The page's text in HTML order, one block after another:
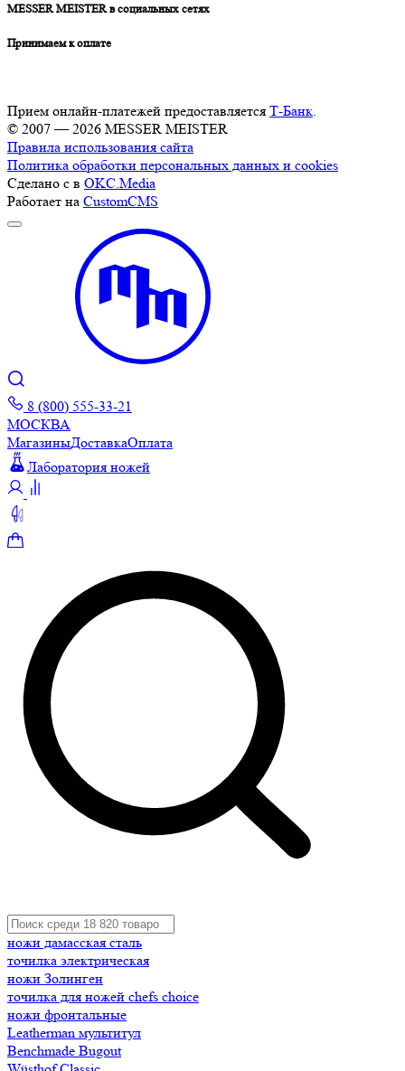
MESSER MEISTER в социальных сетях
Принимаем к оплате
Прием онлайн-платежей предоставляется Т-Банк.
© 2007 — 2026 MESSER MEISTER
Правила использования сайта
Политика обработки персональных данных и cookies
Сделано с в OKC.Media
Работает на CustomCMS
8 (800) 555-33-21
МОСКВА
МагазиныДоставкаОплата
Лаборатория ножей
ножи дамасская сталь
точилка электрическая
ножи Золинген
точилка для ножей chefs choice
ножи фронтальные
Leatherman мультитул
Benchmade Bugout